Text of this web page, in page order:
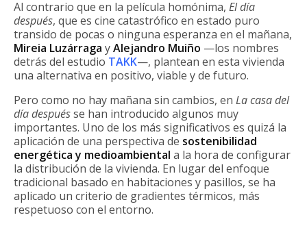
Al contrario que en la película homónima, El día
después, que es cine catastrófico en estado puro
transido de pocas o ninguna esperanza en el mañana,
Mireia Luzárraga yAlejandro Muiño —los nombres
detrás del estudio TAKK—, plantean en esta vivienda
una alternativa en positivo, viable y de futuro.
Pero como no hay mañana sin cambios, en La casa del
día despuésse han introducido algunos muy
importantes. Uno de los más significativos es quizá la
aplicación de una perspectiva de sostenibilidad
energética y medioambiental a la hora de configurar
la distribución de la vivienda. En lugar del enfoque
tradicional basado en habitaciones y pasillos, se ha
aplicado un criterio de gradientes térmicos, más
respetuoso con el entorno.